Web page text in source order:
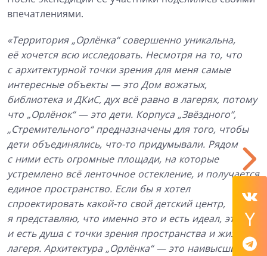
впечатлениями.
«Территория „Орлёнка“ совершенно уникальна,
её хочется всю исследовать. Несмотря на то, что
с архитектурной точки зрения для меня самые
интересные объекты — это Дом вожатых,
библиотека и ДКиС, дух всё равно в лагерях, потому
что „Орлёнок“ — это дети. Корпуса „Звёздного“,
„Стремительного“ предназначены для того, чтобы
дети объединялись, что-то придумывали. Рядом
с ними есть огромные площади, на которые
устремлено всё ленточное остекление, и получается
единое пространство. Если бы я хотел
спроектировать какой-то свой детский центр,
я представляю, что именно это и есть идеал, это
и есть душа с точки зрения пространства и жизни
лагеря. Архитектура „Орлёнка“ — это наивысший